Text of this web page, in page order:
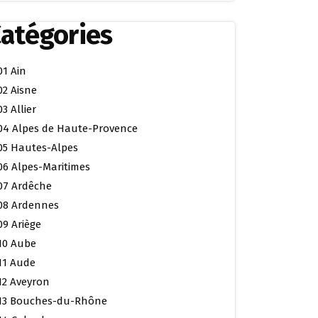
Ain
Aisne
Allier
Alpes de Haute-Provence
Hautes-Alpes
Alpes-Maritimes
Ardêche
Ardennes
Ariège
Aube
Aude
Aveyron
Bouches-du-Rhône